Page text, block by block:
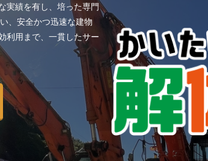
実績を有し、培った専門
、安全かつ迅速な建物
利用まで、一貫したサー